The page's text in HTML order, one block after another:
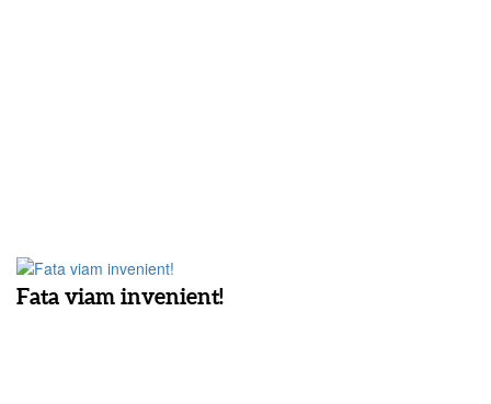
Fata viam invenient!